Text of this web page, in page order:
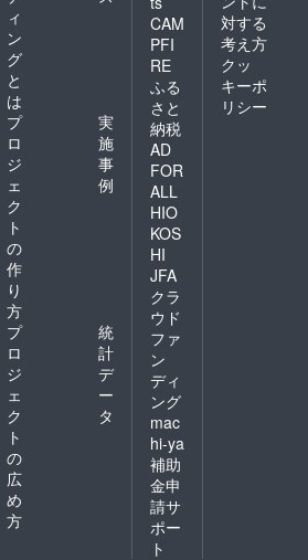
ィ
ン
グ
と
は
プ
ロ
ジ
ェ
ク
ト
の
作
り
方
実
施
事
例
プ
ロ
ジ
ェ
ク
ト
の
広
め
方
統
計
デ
ー
タ
CAM
PFI
RE
ふる
さと
納税
AD
FOR
ALL
HIO
KOS
HI
JFA
クラ
ウド
ファ
ン
ディ
ング
mac
hi-ya
補助
金申
請サ
ポー
ト
対する
考え方
クッ
キーポ
リシー